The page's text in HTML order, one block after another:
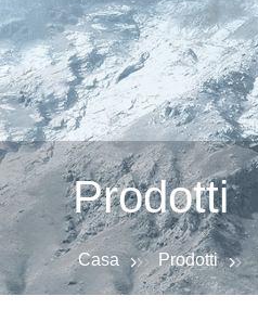
Prodotti
Casa Prodotti